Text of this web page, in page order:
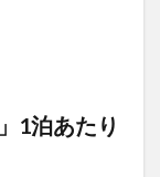
1泊あたり